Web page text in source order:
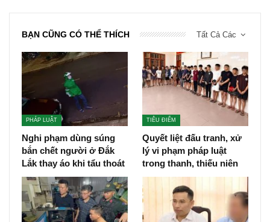
Tất Cả Các
BẠN CŨNG CÓ THỂ THÍCH
PHÁP LUẬT
Nghi phạm dùng súng
bắn chết người ở Đắk
Lắk thay áo khi tẩu thoát
TIÊU ĐIỂM
Quyết liệt đấu tranh, xử
lý vi phạm pháp luật
trong thanh, thiếu niên